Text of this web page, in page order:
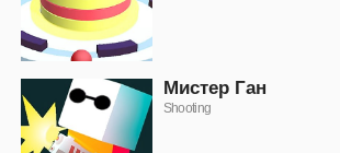
Мистер Ган
Shooting